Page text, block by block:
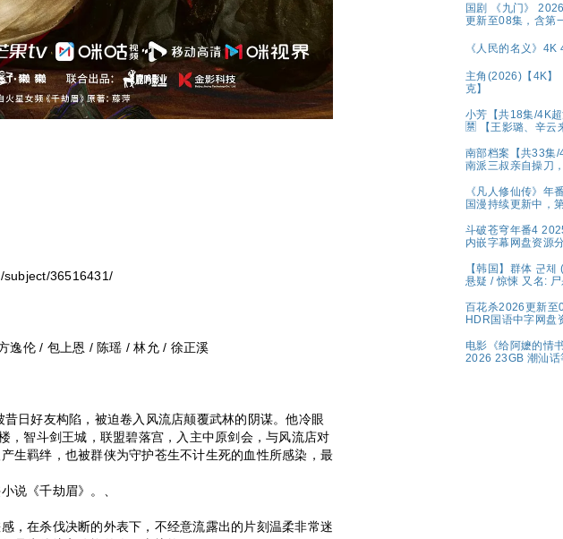
36516431/
/ 包上恩 / 陈瑶 / 林允 / 徐正溪
好友构陷，被迫卷入风流店颠覆武林的阴谋。他冷眼
，智斗剑王城，联盟碧落宫，入主中原剑会，与风流店对
生羁绊，也被群侠为守护苍生不计生死的血性所感染，最
《千劫眉》。、
，在杀伐决断的外表下，不经意流露出的片刻温柔非常迷
国剧 《九门》
更新至08集，含第
《人民的名义》
主角(2026)【4K】
克】
小芳【共18集/4K
🈲 【王影璐、辛云来
🥳 带球相亲，啼笑
出潇洒💫 婚姻不是
南部档案【共33集/
南派三叔亲自操刀
险启航🌊南洋谜局
杀，高能对决💥奇
《凡人修仙传》年
国漫持续更新中，
斗破苍穹年番4
内嵌字幕网盘资源
【韩国】群体 군
悬疑 / 惊悚 又名: 尸
而被封锁的建筑内
们对抗以无法预测
百花杀2026更新至
HDR国语中字网盘
电影《给阿嬷的情
2026 23GB 潮汕话